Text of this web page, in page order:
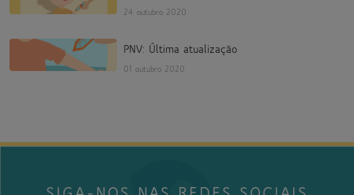
24 outubro 2020
PNV: Última atualização
01 outubro 2020